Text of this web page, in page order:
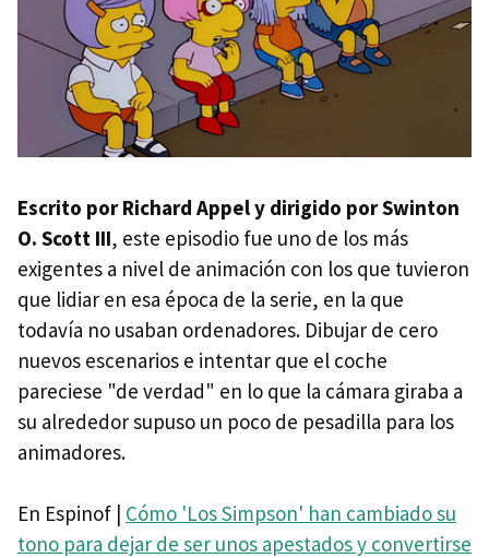
Escrito por Richard Appel y dirigido por Swinton
O. Scott III, este episodio fue uno de los más
exigentes a nivel de animación con los que tuvieron
que lidiar en esa época de la serie, en la que
todavía no usaban ordenadores. Dibujar de cero
nuevos escenarios e intentar que el coche
pareciese "de verdad" en lo que la cámara giraba a
su alrededor supuso un poco de pesadilla para los
animadores.
En Espinof | Cómo 'Los Simpson' han cambiado su
tono para dejar de ser unos apestados y convertirse